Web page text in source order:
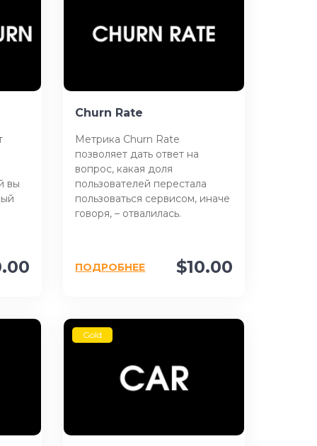
вы
Churn Rate
Метрика Churn Rate
позволяет дать ответ на
вопрос, какая доля
пользователей перестала
пользоваться сервисом, иначе
говоря, – отвалилась.
$10.00
ПОДРОБНЕЕ
Gold